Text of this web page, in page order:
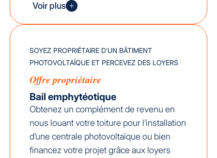
et sans engagement)
• Une valorisation de votre foncier
Voir plus
SOYEZ PROPRIÉTAIRE D’UN BÂTIMENT
PHOTOVOLTAÏQUE ET PERCEVEZ DES LOYERS
Offre propriétaire
Bail emphytéotique
Obtenez un complément de revenu en
nous louant votre toiture pour l’installation
d’une centrale photovoltaïque ou bien
financez votre projet grâce aux loyers